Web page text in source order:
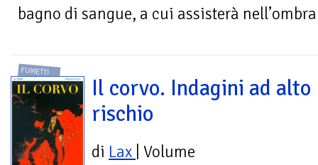
bagno di sangue, a cui assisterà
FUMETTI
Il corvo. Indagini ad alto
rischio
di Lax | Volume